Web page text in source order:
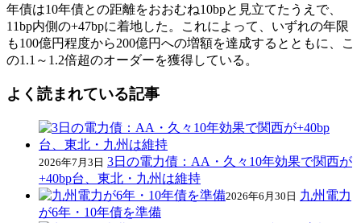
年債は10年債との距離をおおむね10bpと見立てたうえで、
11bp内側の+47bpに着地した。これによって、いずれの年限
も100億円程度から200億円への増額を達成するとともに、こ
の1.1～1.2倍超のオーダーを獲得している。
よく読まれている記事
2026年7月3日 3日の電力債：AA・久々10年効果で関西が
+40bp台、東北・九州は維持
2026年6月30日 九州電力
が6年・10年債を準備